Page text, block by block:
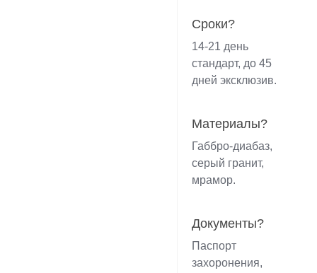
Сроки?
14-21 день
стандарт, до 45
дней эксклюзив.
Материалы?
Габбро-диабаз,
серый гранит,
мрамор.
Документы?
Паспорт
захоронения,